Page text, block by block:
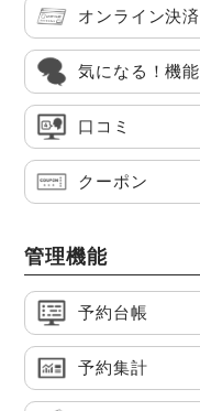
オンライン決済
気になる！機能
口コミ
クーポン
管理機能
予約台帳
予約集計